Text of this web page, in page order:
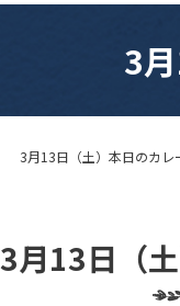
3
3月13日（土）本日のカレ
3月13日（